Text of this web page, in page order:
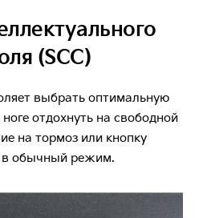
(SCC)
выбрать оптимальную
отдохнуть на свободной
на тормоз или кнопку
в обычный режим.